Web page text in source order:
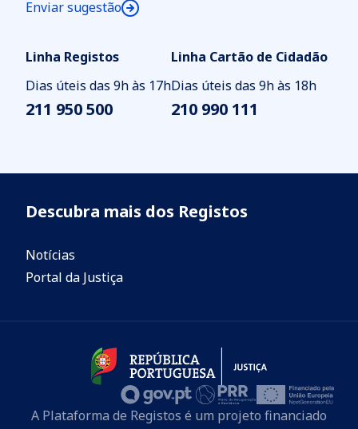
Enviar sugestão
Linha Registos
Dias úteis das 9h às 17h
211 950 500
Linha Cartão de Cidadão
Dias úteis das 9h às 18h
210 990 111
Descubra mais dos Registos
Notícias
Portal da Justiça
A Plataforma de Registos é um projeto financiado